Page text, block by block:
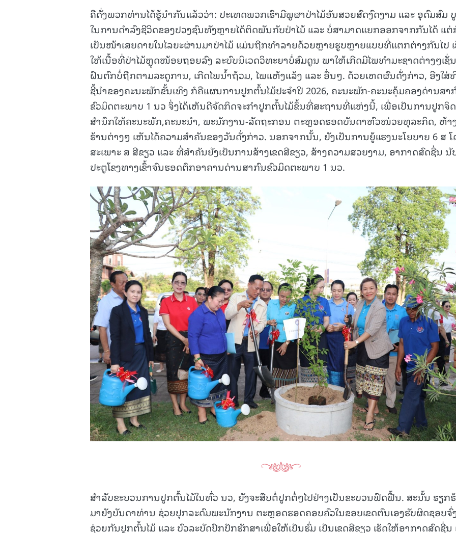
ຄືດັ່ງພວກທ່ານໄດ້ຮູ້ນຳກັນແລ້ວວ່າ: ປະເທດພວກເຮົາມີພູຜາປ່າໄມ້ອັນສວຍສົດງົດງາມ ແລະ ອຸດົມສົມ
ໃນການດຳລົງຊີວິດຂອງປວງຊົນທັງຫຼາຍໄດ້ຕິດພັນກັບປ່າໄມ້ ແລະ ບໍ່ສາມາດແຍກອອກຈາກກັນໄດ້ ແຕ່
ເປັນໜ້າເສຍດາຍໃນໄລຍະຜ່ານມາປ່າໄມ້ ແມ່ນຖືກທຳລາຍດ້ວຍຫຼາຍຮູບຫຼາຍແບບທີ່ແຕກຕ່າງກັນໄປ
ໃຫ້ເນື້ອທີ່ປ່າໄມ້ຫຼຸດໜ້ອຍຖອຍລົງ ລະບົບນິເວດວິທະຍາບໍ່ສົມດູນ ພາໃຫ້ເກີດມີໄພທຳມະຊາດຕ່າງໆເຊັ່
ຝົນຕົກບໍ່ຖືກຕາມລະດູການ, ເກີດໄພນໍ້າຖ້ວມ, ໄພແຫ້ງແລ້ງ ແລະ ອື່ນໆ. ດ້ວຍເຫດຜົນດັ່ງກ່າວ, ອີງໃສ່
ຊີ້ນຳຂອງຄະນະພັກຂັ້ນເທິງ ກໍຄືແຜນການປູກຕົ້ນໄມ້ປະຈຳປີ 2026, ຄະນະພັກ-ຄະນະຄຸ້ມຄອງດ່ານສາ
ຂົວມິດຕະພາບ 1 ນວ ຈຶ່ງໄດ້ເຫັນດີຈັດກິດຈະກໍາປູກຕົ້ນໄມ້ຂຶ້ນທີ່ສະຖານທີ່ແຫ່ງນີ້, ເພື່ອເປັນການປູກຈິດ
ສຳນຶກໃຫ້ຄະນະພັກ,ຄະນະນຳ, ພະນັກງານ-ລັດຖະກອນ ຕະຫຼອດຮອດບັນດາຫົວໜ່ວຍທຸລະກິດ, ຫ້າ
ຮ້ານຕ່າງໆ ເຫັນໄດ້ຄວາມສຳຄັນຂອງວັນດັ່ງກ່າວ. ນອກຈາກນັ້ນ, ຍັງເປັນການຍູ້ແຮງນະໂຍບາຍ 6 ສ
ສະເພາະ ສ ສີຂຽວ ແລະ ທີ່ສຳຄັນຍັງເປັນການສ້າງເຂດສີຂຽວ, ສ້າງຄວາມສວຍງາມ, ອາກາດສົດຊື່ນ ນັ
ປະຕູໂຂງທາງເຂົ້າຈົນຮອດຕຶກອາຄານດ່ານສາກົນຂົວມິດຕະພາບ 1 ນວ.
ສຳລັບຂະບວນການປູກຕົ້ນໄມ້ໃນທົ່ວ ນວ, ຍັງຈະສືບຕໍ່ປູກຕໍ່ໆໄປຢ່າງເປັນຂະບວນຟົດຟື້ນ. ສະນັ້ນ ຮຽກ
ມາຍັງບັນດາທ່ານ ຊ່ວຍປຸກລະດົມພະນັກງານ ຕະຫຼອດຮອດຄອບຄົວໃນຂອບເຂດຕົນເອງຮັບຜິດຊອບຈົ່
ຊ່ວຍກັນປູກຕົ້ນໄມ້ ແລະ ບົວລະບັດປົກປັກຮັກສາເພື່ອໃຫ້ເປັນຮົ່ມ ເປັນເຂດສີຂຽວ ເຮັດໃຫ້ອາກາດສົດຊື່ນ